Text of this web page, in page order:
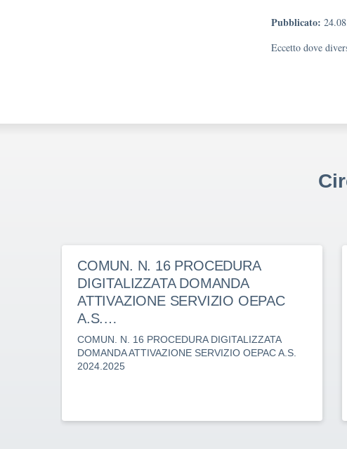
Pubblicato:
Eccetto dove
COMUN. N. 16 PROCEDURA
DIGITALIZZATA DOMANDA
ATTIVAZIONE SERVIZIO OEPAC
A.S.…
COMUN. N. 16 PROCEDURA DIGITALIZZATA
DOMANDA ATTIVAZIONE SERVIZIO OEPAC A.S.
2024.2025